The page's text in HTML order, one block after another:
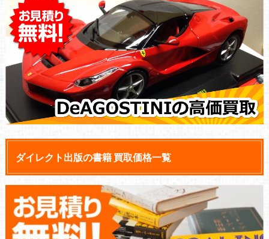
ダイレクト出版の書籍 買取価格一覧